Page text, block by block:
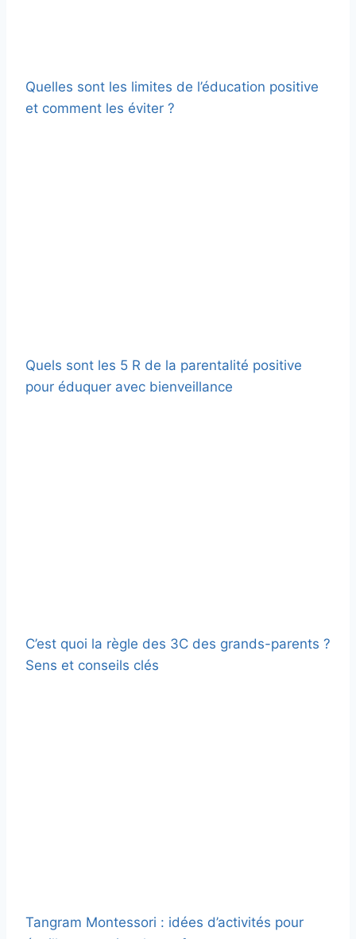
Quelles sont les limites de l’éducation positive
et comment les éviter ?
Quels sont les 5 R de la parentalité positive
pour éduquer avec bienveillance
C’est quoi la règle des 3C des grands-parents ?
Sens et conseils clés
Tangram Montessori : idées d’activités pour